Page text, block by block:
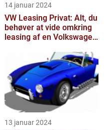
14 januar 2024
VW Leasing Privat: Alt, du
behøver at vide omkring
leasing af en Volkswagen
13 januar 2024